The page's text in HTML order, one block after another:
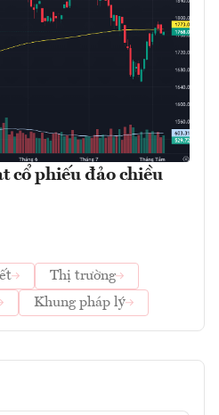
cổ phiếu đảo chiều
Thị trường
Khung pháp lý